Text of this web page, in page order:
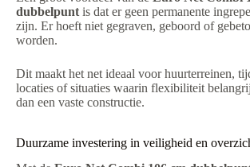
dubbelpunt is dat er geen permanente
zijn. Er hoeft niet gegraven, geboord of
worden.
Dit maakt het net ideaal voor huurterreinen,
locaties of situaties waarin flexibiliteit
dan een vaste constructie.
Duurzame investering in veiligheid en